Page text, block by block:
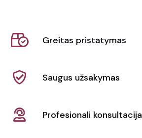
TempestGreitas pristatymas
Saugus užsakymas
Profesionali konsultacija